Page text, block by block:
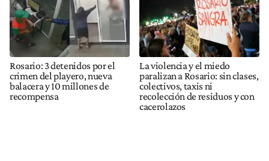
Rosario: 3 detenidos por el
crimen del playero, nueva
balacera y 10 millones de
recompensa
La violencia y el miedo
paralizan a Rosario: sin clases,
colectivos, taxis ni
recolección de residuos y con
cacerolazos